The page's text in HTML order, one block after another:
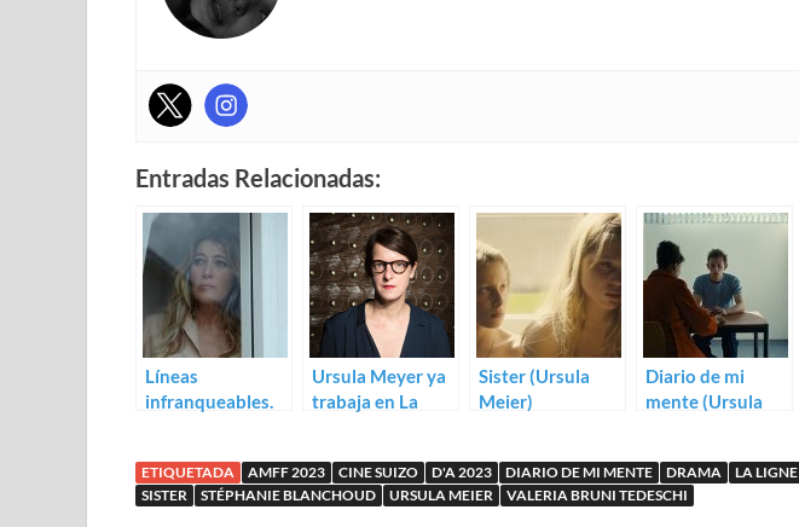
Entradas Relacionadas:
Líneas
infranqueables.
Meier
Ursula Meyer ya
trabaja en La
Sister (Ursula
Meier)
Diario de mi
mente (Ursula
ETIQUETADA AMFF 2023 CINE SUIZO D'A 2023 DIARIO DE MI MENTE DRAMA LA LIGNE
SISTER
STÉPHANIE BLANCHOUD URSULA MEIER VALERIA BRUNI TEDESCHI